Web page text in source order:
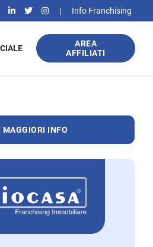
| Info Franchising
AREA
AFFILIATI
MAGGIORI INFO